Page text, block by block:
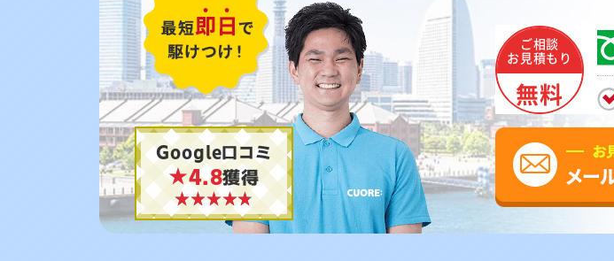
Google口コミ
★4.8獲得
ご相談
お見積もり
無料